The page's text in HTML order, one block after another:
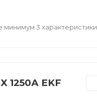
минимум 3 характеристики
1250А EKF